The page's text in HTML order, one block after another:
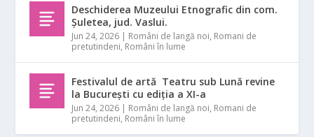
Deschiderea Muzeului Etnografic din com.
Șuletea, jud. Vaslui.
Jun 24, 2026 | Români de langă noi, Romani de
pretutindeni, Români în lume
Festivalul de artă Teatru sub Lună revine
la București cu ediția a XI-a
Jun 24, 2026 | Români de langă noi, Romani de
pretutindeni, Români în lume